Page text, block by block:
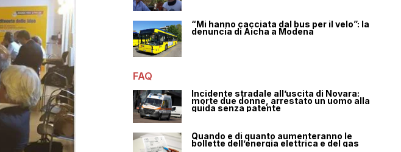
“Mi hanno cacciata dal bus per il velo”: la
denuncia di Aicha a Modena
FAQ
Incidente stradale all’uscita di Novara:
morte due donne, arrestato un uomo alla
guida senza patente
Quando e di quanto aumenteranno le
bollette dell’energia elettrica e del gas